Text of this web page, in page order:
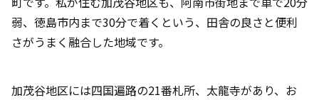
弱、徳島市内まで30分で着くという、田舎の良さと便利
さがうまく融合した地域です。
加茂谷地区には四国遍路の21番札所、太龍寺があり、お